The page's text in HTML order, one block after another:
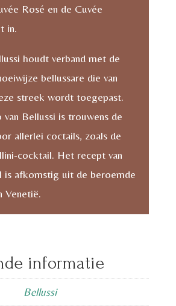
Rosé en de Cuvée
in.
houdt verband met de
bellussare die van
streek wordt toegepast.
van Bellussi is trouwens de
allerlei coctails, zoals de
cocktail. Het recept van
is afkomstig uit de beroemde
Venetië.
informatie
Bellussi